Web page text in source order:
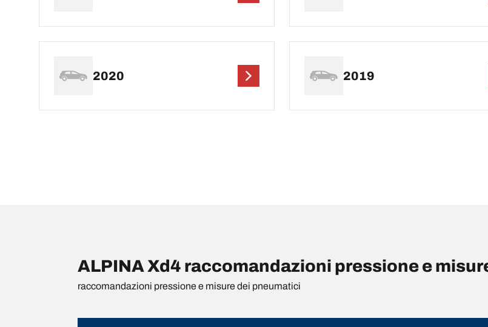
2020 2019
ALPINA Xd4 raccomandazioni pressione e
raccomandazioni pressione e misure dei pneumatici